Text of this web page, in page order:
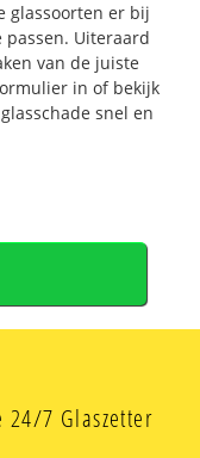
glassoorten er bij
Uiteraard
van de juiste
in of bekijk
snel en
24/7 Glaszetter